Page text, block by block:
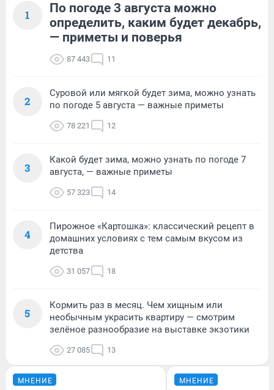
1
По погоде 3 августа можно
определить, каким будет декабрь,
— приметы и поверья
87 443 11
2
Суровой или мягкой будет зима, можно узнать
по погоде 5 августа — важные приметы
78 221 12
3
Какой будет зима, можно узнать по погоде 7
августа, — важные приметы
57 323 14
4
Пирожное «Картошка»: классический рецепт в
домашних условиях с тем самым вкусом из
детства
31 057 18
5
Кормить раз в месяц. Чем хищным или
необычным украсить квартиру — смотрим
зелёное разнообразие на выставке экзотики
27 085 13
МНЕНИЕ МНЕНИЕ